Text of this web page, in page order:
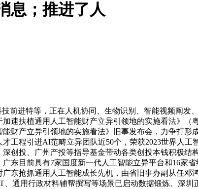
息；推进了人
进特等，正在人机协同、生物识别、智能视频阐发
速扶植通用人工智能财产立异引领地的实施看法》（
财产立异引领地的实施看法》旧事发布会，力争打
工程引进AI范畴立异团队近50个，荣获2023世界人
创投、广州产投等指导基金带动各类创投本钱积极
东目前具有7家国度新一代人工智能立异平台和16家
东抢抓通用人工智能成长先机，由省旧事办副从任邓
通用行政材料辅帮撰写等场景已启动数据锻炼。深